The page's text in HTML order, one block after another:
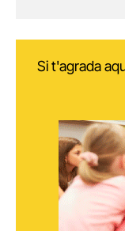
Si t'agrada